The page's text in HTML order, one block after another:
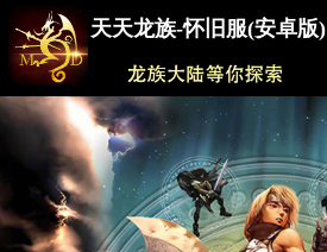
天天龙族-怀旧服(安卓版)